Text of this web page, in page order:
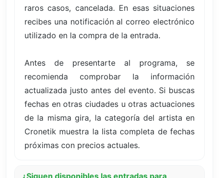
raros casos, cancelada. En esas situaciones
recibes una notificación al correo electrónico
utilizado en la compra de la entrada.
Antes de presentarte al programa, se
recomienda comprobar la información
actualizada justo antes del evento. Si buscas
fechas en otras ciudades u otras actuaciones
de la misma gira, la categoría del artista en
Cronetik muestra la lista completa de fechas
próximas con precios actuales.